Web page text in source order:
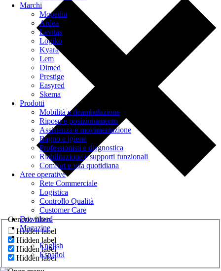
Generic filters
Hidden label
Hidden label
Hidden label
Hidden label
Marchi
Mopedia
Ardea
Levitas
Logiko
Kyara
Lem
Dimed
Prestige
Easyred
Skema
Prodotti
Mobilità e deambulazione
Riposo e posizionamento
Assistenza e movimentazione
Bagno e igiene
Professionisti e diagnostica
Riabilitazione e supporti funzionali
Comfort e vita quotidiana
Aree operative
Rete Commerciale
Logistica
Controllo Qualità
Customer Care
Download
Magazine
English
Español